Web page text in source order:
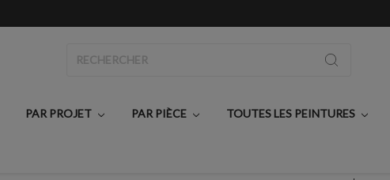
PAR PROJET PAR PIÈCE TOUTES LES PEINTURES